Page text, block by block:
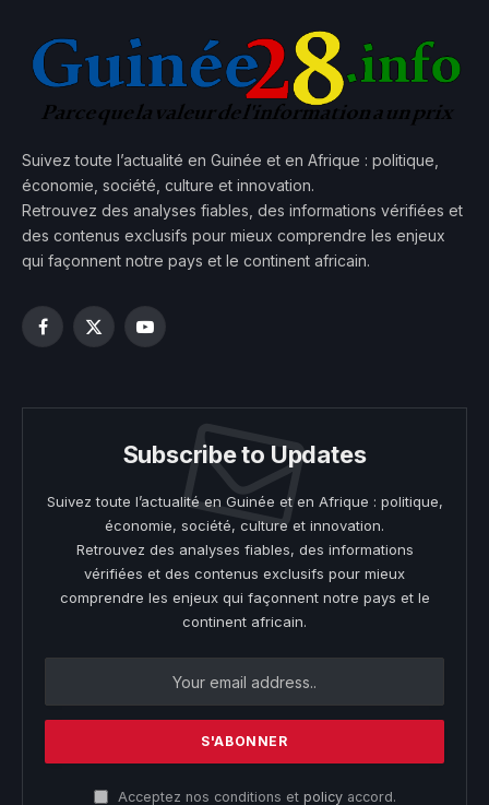
Suivez toute l’actualité en Guinée et en Afrique : politique,
économie, société, culture et innovation.
Retrouvez des analyses fiables, des informations vérifiées et
des contenus exclusifs pour mieux comprendre les enjeux
qui façonnent notre pays et le continent africain.
Facebook
X
YouTube
Subscribe to Updates
Suivez toute l’actualité en Guinée et en Afrique : politique,
économie, société, culture et innovation.
Retrouvez des analyses fiables, des informations
vérifiées et des contenus exclusifs pour mieux
comprendre les enjeux qui façonnent notre pays et le
continent africain.
Acceptez nos conditions et policyaccord.